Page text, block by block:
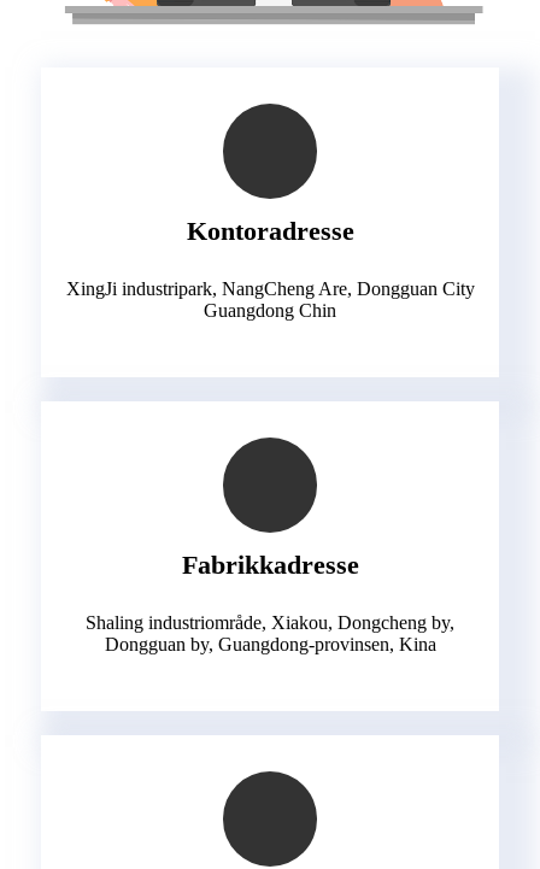
Kontoradresse
XingJi industripark, NangCheng Are, Dongguan City
Guangdong Chin
Fabrikkadresse
Shaling industriområde, Xiakou, Dongcheng by,
Dongguan by, Guangdong-provinsen, Kina